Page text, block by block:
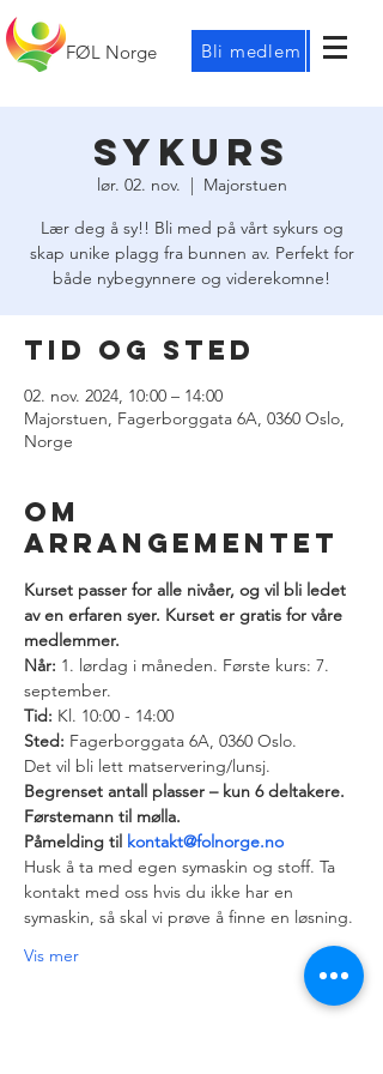
FØL Norge Bli medlem
Sykurs
lør. 02. nov.
  |
Majorstuen
Lær deg å sy!! Bli med på vårt sykurs og
skap unike plagg fra bunnen av. Perfekt for
både nybegynnere og viderekomne!
Tid og sted
02. nov. 2024, 10:00 – 14:00
Majorstuen, Fagerborggata 6A, 0360 Oslo,
Norge
Om
arrangementet
Kurset passer for alle nivåer, og vil bli ledet
av en erfaren syer. Kurset er gratis for våre
medlemmer.
Når: 1. lørdag i måneden. Første kurs: 7.
Tid:
Sted: Fagerborggata 6A, 0360 Oslo.
Det vil bli lett matservering/lunsj.
Begrenset antall plasser – kun 6 deltakere.
Førstemann til mølla.
Påmelding til kontakt@folnorge.no
Husk å ta med egen symaskin og stoff. Ta
kontakt med oss hvis du ikke har en
symaskin, så skal vi prøve å finne en løsning.
Vis mer